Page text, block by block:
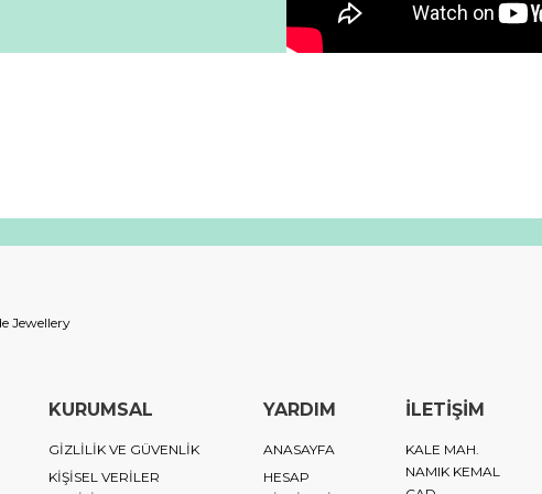
KURUMSAL
GİZLİLİK VE GÜVENLİK
KİŞİSEL VERİLER
YARDIM
ANASAYFA
HESAP
İLETİŞİM
KALE MAH.
NAMIK KEMAL